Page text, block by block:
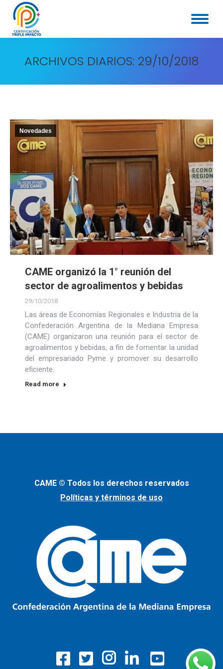
ARCHIVOS DIARIOS: 29/10/2018
Novedades
CAME organizó la 1° reunión del
sector de agroalimentos y bebidas
29/10/2018
Las áreas de Economías Regionales e Industria de la
Confederación Argentina de la Mediana Empresa
(CAME) organizaron una reunión para el sector de
agroalimentos y bebidas, a fin de fomentar la unidad
del empresariado Pyme y promover su desarrollo
eficiente.
Read more
CAME © Todos los derechos reservados
Políticas y términos de uso